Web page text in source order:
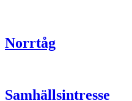
Norrtåg
Samhällsintresse